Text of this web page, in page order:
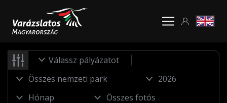
Válassz pályázatot